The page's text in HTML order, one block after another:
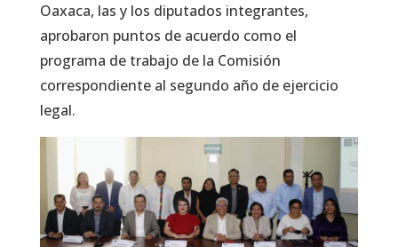
Oaxaca, las y los diputados integrantes,
aprobaron puntos de acuerdo como el
programa de trabajo de la Comisión
correspondiente al segundo año de ejercicio
legal.